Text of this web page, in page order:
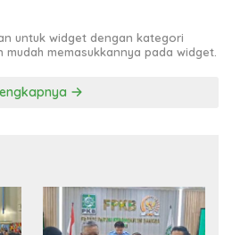
untuk widget dengan kategori
memasukkannya pada widget.